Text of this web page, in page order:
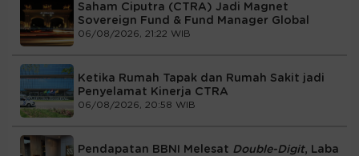
Saham Ciputra (CTRA) Jadi Magnet
Sovereign Fund & Fund Manager Global
06/08/2026, 21:22 WIB
Ketika Rumah Tapak dan Rumah Sakit jadi
Penyelamat Kinerja CTRA
06/08/2026, 20:58 WIB
Pendapatan BBNI Melesat Double-Digit, Laba